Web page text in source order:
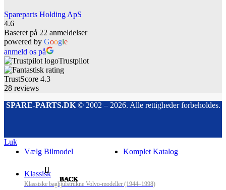
Spareparts Holding ApS
4.6
Baseret på 22 anmeldelser
powered by Google
anmeld os på
Trustpilot
TrustScore 4.3
28 reviews
SPARE-PARTS.DK© 2002 – 2026. Alle rettigheder forbeholdes.
Luk
Komplet Katalog
Vælg Bilmodel
Klassisk
Klassiske baghjulstrukne Volvo-modeller (1944–1998)
BACK
BACK
BACK
BACK
BACK
BACK
BACK
BACK